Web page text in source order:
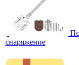
снаряжение